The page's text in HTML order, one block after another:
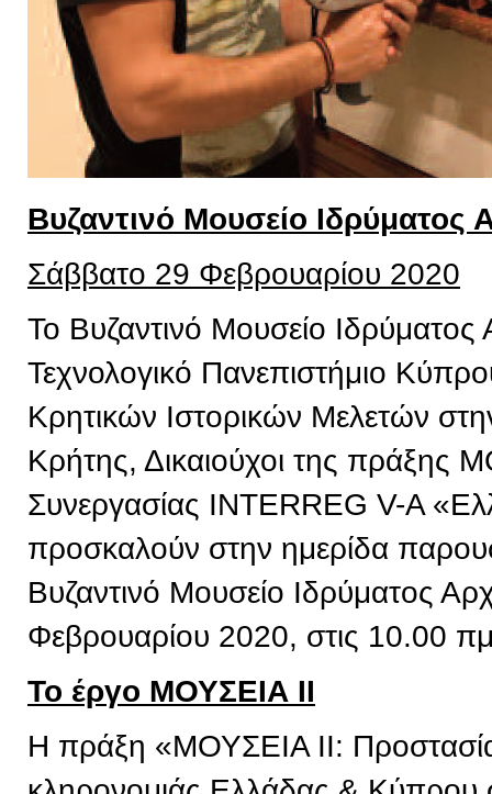
Βυζαντινό Μουσείο Ιδρύματος
Σάββατο 29 Φεβρουαρίου 2020
Το Βυζαντινό Μουσείο
Τεχνολογικό Πανεπιστήμιο
Κρητικών Ιστορικών Μελετών
Κρήτης, Δικαιούχοι της πράξης
Συνεργασίας INTERREG V-A
προσκαλούν στην ημερίδα
Βυζαντινό Μουσείο Ιδρύματος
Φεβρουαρίου 2020, στις 10.00
Το έργο ΜΟΥΣΕΙΑ ΙΙ
Η πράξη «ΜΟΥΣΕΙΑ ΙΙ: Προστασία